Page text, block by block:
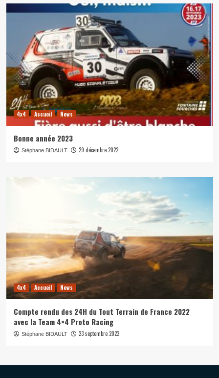
4x4 Accueil News
Bonne année 2023
Stéphane BIDAULT 29 décembre 2022
4x4 Accueil News
Compte rendu des 24H du Tout Terrain de France 2022
avec la Team 4×4 Proto Racing
Stéphane BIDAULT 23 septembre 2022